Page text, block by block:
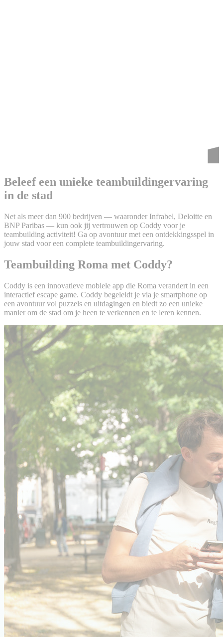
Beleef een unieke teambuildingervaring
in de stad
Net als meer dan 900 bedrijven — waaronder Infrabel, Deloitte en
BNP Paribas — kun ook jij vertrouwen op Coddy voor je
teambuilding activiteit! Ga op avontuur met een ontdekkingsspel in
jouw stad voor een complete teambuildingervaring.
Teambuilding Roma met Coddy?
Coddy is een innovatieve mobiele app die Roma verandert in een
interactief escape game. Coddy begeleidt je via je smartphone op
een avontuur vol puzzels en uitdagingen en biedt zo een unieke
manier om de stad om je heen te verkennen en te leren kennen.